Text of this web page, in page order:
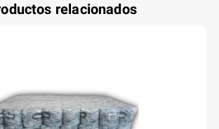
relacionados